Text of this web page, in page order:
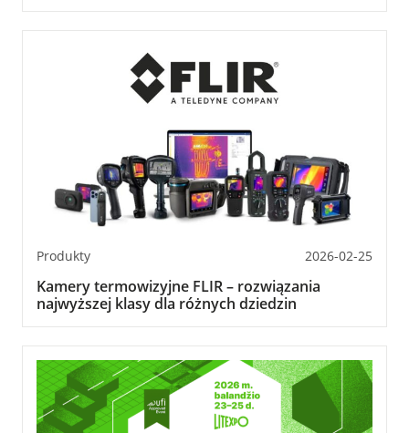
Produkty 2026-02-25
Kamery termowizyjne FLIR – rozwiązania
najwyższej klasy dla różnych dziedzin